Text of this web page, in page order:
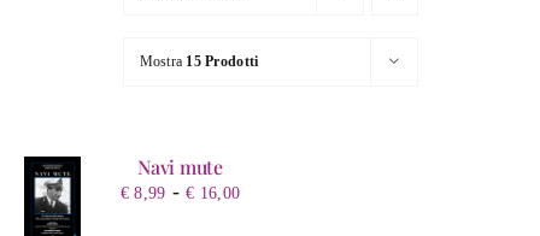
Le CollaneMostra 15 Prodotti
Navi mute
€ 8,99 - € 16,00Fascia